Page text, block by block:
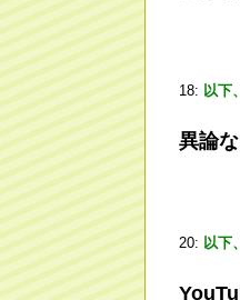
18: 以下
異論
20: 以下